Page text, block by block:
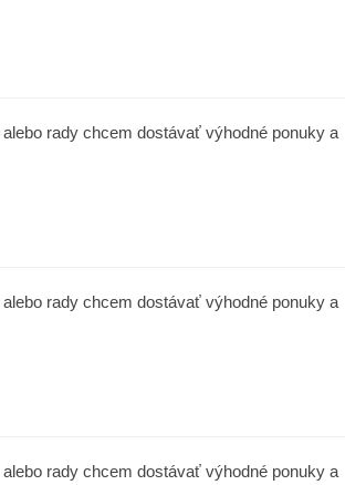
rady chcem dostávať výhodné ponuky a
rady chcem dostávať výhodné ponuky a
rady chcem dostávať výhodné ponuky a